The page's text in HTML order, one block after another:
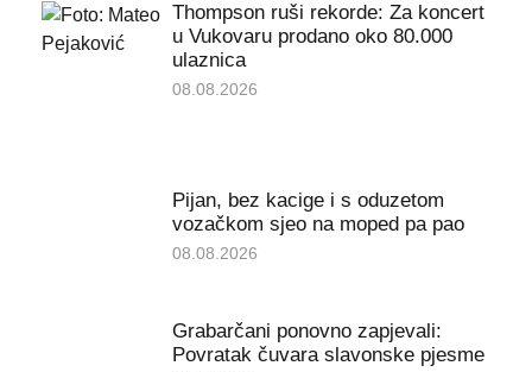
Thompson ruši rekorde: Za koncert
u Vukovaru prodano oko 80.000
ulaznica
08.08.2026
Pijan, bez kacige i s oduzetom
vozačkom sjeo na moped pa pao
08.08.2026
Grabarčani ponovno zapjevali:
Povratak čuvara slavonske pjesme